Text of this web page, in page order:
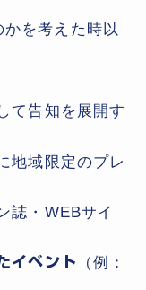
を考えた時以
て告知を展開す
地域限定のプレ
誌・WEBサイ
イベント
（例：